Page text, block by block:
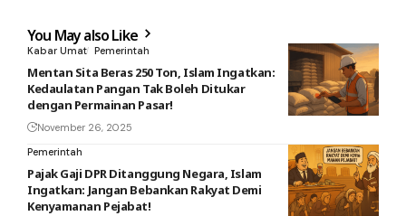
You May also Like
Kabar Umat Pemerintah
Mentan Sita Beras 250 Ton, Islam Ingatkan:
Kedaulatan Pangan Tak Boleh Ditukar
dengan Permainan Pasar!
November 26, 2025
Pemerintah
Pajak Gaji DPR Ditanggung Negara, Islam
Ingatkan: Jangan Bebankan Rakyat Demi
Kenyamanan Pejabat!